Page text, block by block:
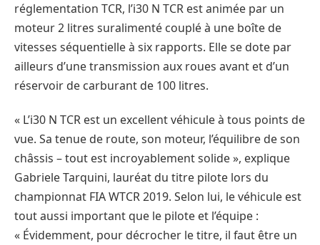
réglementation TCR, l’i30 N TCR est animée par un
moteur 2 litres suralimenté couplé à une boîte de
vitesses séquentielle à six rapports. Elle se dote par
ailleurs d’une transmission aux roues avant et d’un
réservoir de carburant de 100 litres.
« L’i30 N TCR est un excellent véhicule à tous points de
vue. Sa tenue de route, son moteur, l’équilibre de son
châssis – tout est incroyablement solide », explique
Gabriele Tarquini, lauréat du titre pilote lors du
championnat FIA WTCR 2019. Selon lui, le véhicule est
tout aussi important que le pilote et l’équipe :
« Évidemment, pour décrocher le titre, il faut être un